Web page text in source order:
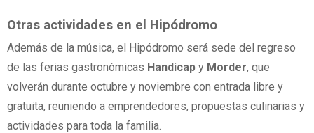
Otras actividades en el Hipódromo
Además de la música, el Hipódromo será sede del regreso
de las ferias gastronómicas Handicap y Morder, que
volverán durante octubre y noviembre con entrada libre y
gratuita, reuniendo a emprendedores, propuestas culinarias y
actividades para toda la familia.